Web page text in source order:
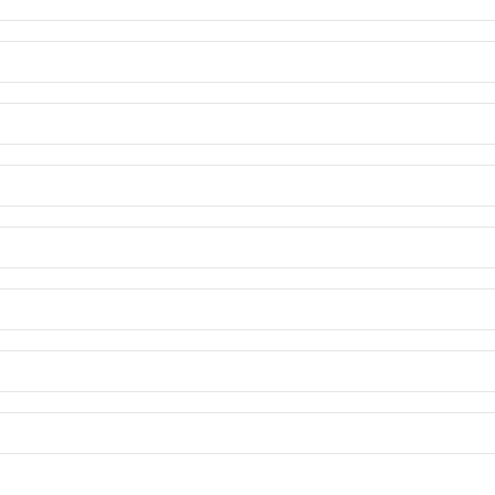
distinguono in base all'origine in:
limitata al
come spezia (curry). Nell'industria alimentare
B2
sui cactus o sui fichi d’India. L’E120, il cui principale
gelati, caramelle e sciroppi
nella maggior parte delle piante e delle alghe,
in base alla presenza al loro interno di diversi gruppi
per tutti gli additivi e lo è ancor di più per i
Europea promuove lo studio dei possibili effetti
innocuità è ancora controversa. La legislazione
possano essere utilizzati e le quantità massime
all'uso, siano sottoposti a valutazioni di sicurezza
elimina ulteriori e costanti controlli. L'autorizzazione
classificati in base alle loro caratteristiche
per ottenere l’effetto tecnologico desiderato e a
nell'industria alimentare deve essere
colorante nelregolamento (UE) n. 231/2012del 9
necessaria alla sua definizione, sono adottate